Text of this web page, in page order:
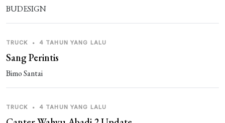
BUDESIGN
TRUCK • 4 TAHUN YANG LALU
Sang Perintis
Bimo Santai
TRUCK • 4 TAHUN YANG LALU